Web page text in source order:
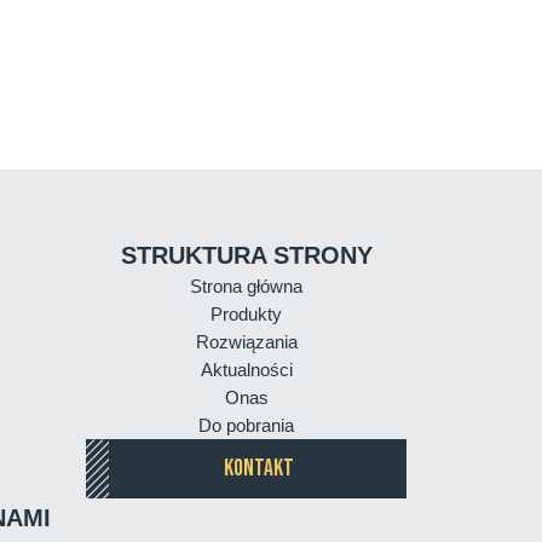
STRUKTURA STRONY
Strona główna
Produkty
Rozwiązania
Aktualności
Onas
Do pobrania
KONTAKT